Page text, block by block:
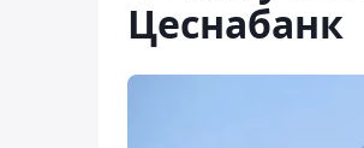
Цеснабанк